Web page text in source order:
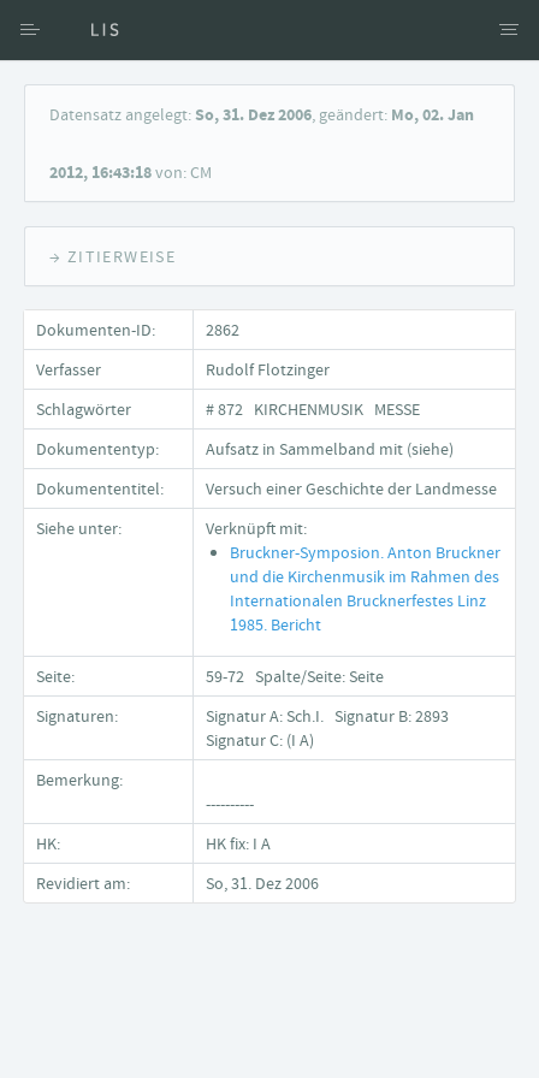
Zugang über Verfasser
Suche nach Schlagwort
Datensatz angelegt:So, 31. Dez 2006, geändert: Mo, 02. Jan
2012, 16:43:18von: CM
→ ZITIERWEISE
Dokumenten-ID:
2862
Verfasser
Rudolf Flotzinger
Schlagwörter
# 872 KIRCHENMUSIK MESSE
Dokumententyp:
Aufsatz in Sammelband mit (siehe)
Dokumententitel:
Versuch einer Geschichte der Landmesse
Siehe unter:
Verknüpft mit:
Bruckner-Symposion. Anton Bruckner
und die Kirchenmusik im Rahmen des
Internationalen Brucknerfestes Linz
1985. Bericht
Seite:
59-72 Spalte/Seite: Seite
Signaturen:
Signatur A: Sch.I. Signatur B: 2893
Signatur C: (I A)
Bemerkung:
----------
HK:
HK fix: I A
Revidiert am:
So, 31. Dez 2006